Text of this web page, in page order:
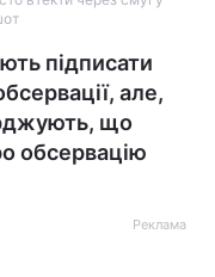
підписати
але,
що
обсервацію
Реклама